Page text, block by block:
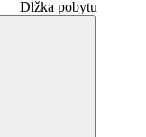
Dĺžka pobytu